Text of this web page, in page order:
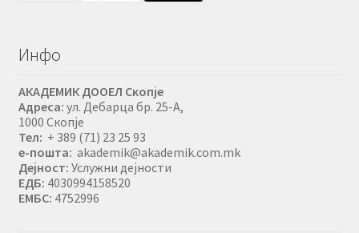
Инфо
АКАДЕМИК ДООЕЛ Скопје
Адреса: ул. Дебарца бр. 25-А,
1000 Скопје
Тел: + 389 (71) 23 25 93
е-пошта: akademik@akademik.com.mk
Дејност: Услужни дејности
ЕДБ: 4030994158520
ЕМБС: 4752996